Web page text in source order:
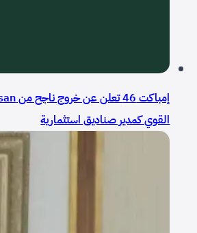
القوي كمدير صناديق استثمارية